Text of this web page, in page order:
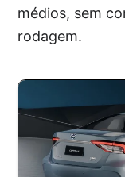
médios, sem
rodagem.